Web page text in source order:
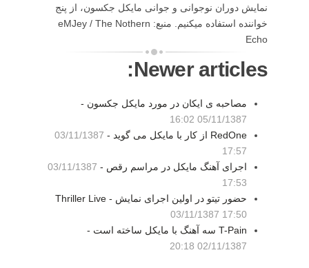
نمایش دوران نوجوانی و جوانی مایکل جکسون، از پنج
خواننده استفاده میکنیم. منبع: eMJey / The Nothern
Echo
Newer articles:
مصاحبه ی ایکان در مورد مایکل جکسون -
05/11/1387 16:02
RedOne از کار با مایکل می گوید -
03/11/1387
17:57
اجرای آهنگ مایکل در مراسم رقص - 03/11/1387
17:53
حضور تیتو در اولین اجرای نمایش Thriller Live -
03/11/1387 17:50
T-Pain سه آهنگ با مایکل ساخته است -
02/11/1387 20:18